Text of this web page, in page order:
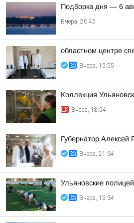
Подборка дня — 6
Вчера, 20:45
областном центре
Вчера, 15:55
Коллекция
Вчера, 18:54
Губернатор Алексей
Вчера, 21:34
Ульяновские
Вчера, 15:34